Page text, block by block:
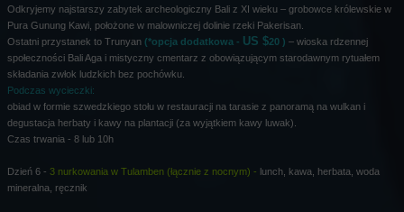
Odkryjemy najstarszy zabytek archeologiczny Bali z XI wieku – grobowce królewskie w
Pura Gunung Kawi, położone w malowniczej dolinie rzeki Pakerisan.
Ostatni przystanek to Trunyan (*opcja dodatkowa - US $20 ) – wioska rdzennej
społeczności Bali Aga i mistyczny cmentarz z obowiązującym starodawnym rytuałem
składania zwłok ludzkich bez pochówku.
Podczas wycieczki:
obiad w formie szwedzkiego stołu w restauracji na tarasie z panoramą na wulkan i
degustacja herbaty i kawy na plantacji (za wyjątkiem kawy luwak).
Czas trwania - 8 lub 10h
Dzień 6 - 3 nurkowania w Tulamben (łącznie z nocnym) - lunch, kawa, herbata, woda
mineralna, ręcznik